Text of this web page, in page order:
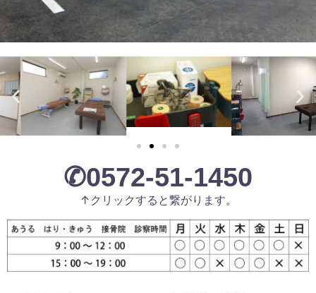
✆0572-51-1450
↑クリックすると繋がります。